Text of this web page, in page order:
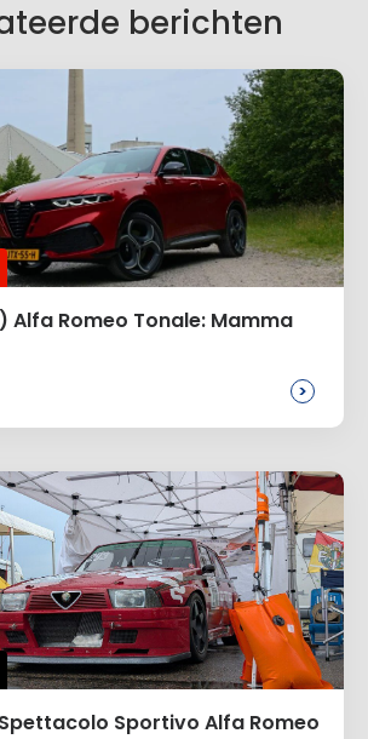
berichten
Alfa Romeo Tonale: Mamma
>
Sportivo Alfa Romeo